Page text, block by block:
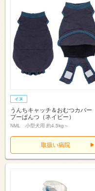
うんちキャッチ＆おむつカバー
プーぱんつ（ネイビー）
NML 小型犬用 約4.5kg～
取扱い病院